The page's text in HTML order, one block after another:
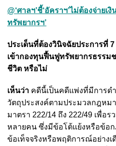
@‘ศาลฯ’ชี้‘อัคราฯ’ไม่ต้องจ่ายเ
ทรัพยากรฯ’
ประเด็นที่ต้องวินิจฉัยประการที่ 7
เข้ากองทุนฟื้นฟูทรัพยากรธรรม
ชีวิต หรือไม่
เห็นว่า คดีนี้เป็นคดีแพ่งที่มีการด
วัตถุประสงค์ตามประมวลกฎหม
มาตรา 222/14 ถึง 222/49 เพื่อ
หลายคน ซึ่งมีข้อโต้แย้งหรือข้อ
ข้อเท็จจริงหรือพฤติการณ์อย่าง